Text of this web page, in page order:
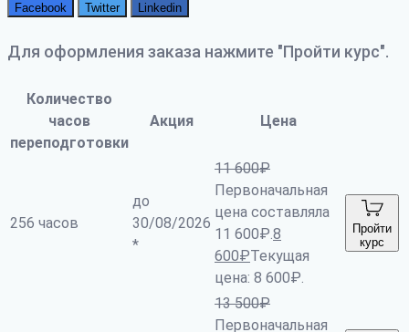
Facebook Twitter Linkedin
Для оформления заказа нажмите "Пройти курс".
Количество
часов
переподготовки
Акция Цена
256 часов
до
30/08/2026
*
11 600₽
Первоначальная
цена составляла
11 600₽.8
600₽Текущая
цена: 8 600₽.
Пройти
курс
13 500₽
Первоначальная